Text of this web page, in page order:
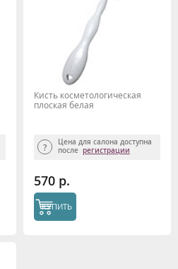
Кисть косметологическая
плоская белая
Цена для салона доступна
после регистрации
570 р.
КУПИТЬ